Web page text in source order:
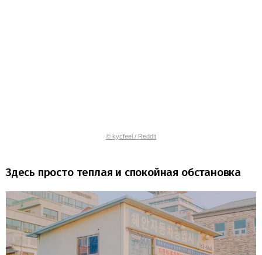
© kycfeel / Reddit
Здесь просто теплая и спокойная обстановка